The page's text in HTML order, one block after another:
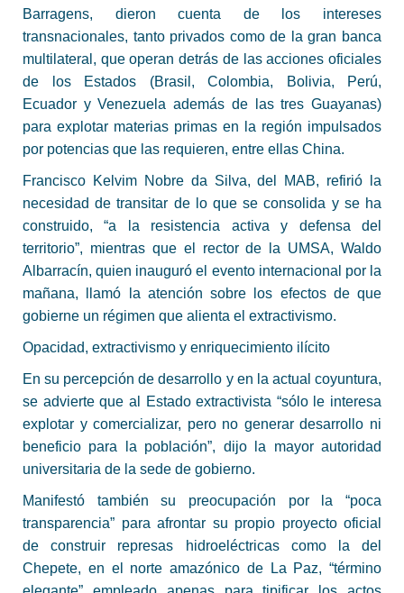
Barragens, dieron cuenta de los intereses
transnacionales, tanto privados como de la gran banca
multilateral, que operan detrás de las acciones oficiales
de los Estados (Brasil, Colombia, Bolivia, Perú,
Ecuador y Venezuela además de las tres Guayanas)
para explotar materias primas en la región impulsados
por potencias que las requieren, entre ellas China.
Francisco Kelvim Nobre da Silva, del MAB, refirió la
necesidad de transitar de lo que se consolida y se ha
construido, “a la resistencia activa y defensa del
territorio”, mientras que el rector de la UMSA, Waldo
Albarracín, quien inauguró el evento internacional por la
mañana, llamó la atención sobre los efectos de que
gobierne un régimen que alienta el extractivismo.
Opacidad, extractivismo y enriquecimiento ilícito
En su percepción de desarrollo y en la actual coyuntura,
se advierte que al Estado extractivista “sólo le interesa
explotar y comercializar, pero no generar desarrollo ni
beneficio para la población”, dijo la mayor autoridad
universitaria de la sede de gobierno.
Manifestó también su preocupación por la “poca
transparencia” para afrontar su propio proyecto oficial
de construir represas hidroeléctricas como la del
Chepete, en el norte amazónico de La Paz, “término